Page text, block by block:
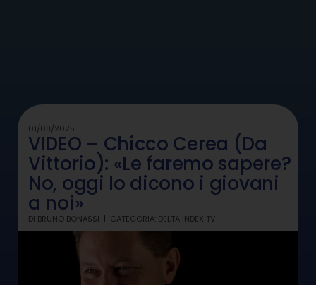
01/08/2025
VIDEO – Chicco Cerea (Da
Vittorio): «Le faremo sapere?
No, oggi lo dicono i giovani
a noi»
DI BRUNO BONASSI CATEGORIA: DELTA INDEX TV